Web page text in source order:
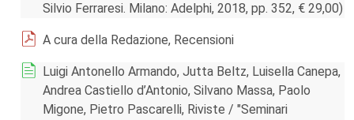
Silvio Ferraresi. Milano: Adelphi, 2018, pp. 352, € 29,00)
A cura della Redazione, Recensioni
Luigi Antonello Armando, Jutta Beltz, Luisella Canepa,
Andrea Castiello d’Antonio, Silvano Massa, Paolo
Migone, Pietro Pascarelli, Riviste / "Seminari